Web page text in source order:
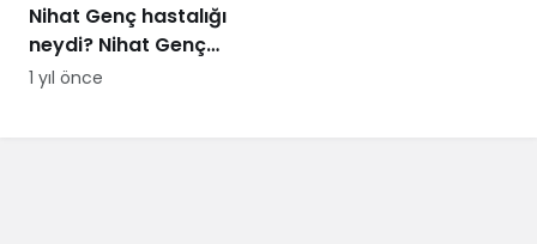
Nihat Genç hastalığı
neydi? Nihat Genç
cenaze töreni ne
1 yıl önce